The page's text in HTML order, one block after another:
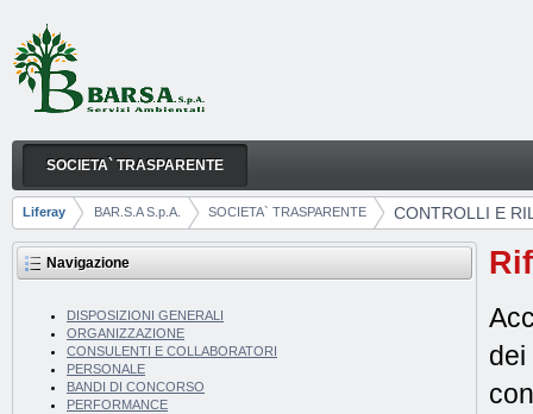
Salta al contenuto
CONTROLLI E RILIEVI SULL'AMMINISTRAZIONE
Navigazione
SOCIETA` TRASPARENTE
Breadcrumb
Liferay BAR.S.A S.p.A. SOCIETA` TRASPARENTE CONTROLLI E
Navigazione
DISPOSIZIONI GENERALI
ORGANIZZAZIONE
CONSULENTI E COLLABORATORI
PERSONALE
BANDI DI CONCORSO
PERFORMANCE
dei